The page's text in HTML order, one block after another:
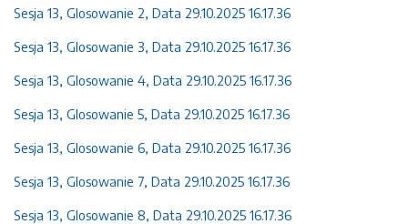
Sesja 13, Glosowanie 2, Data 29.10.2025 16.17.36
Sesja 13, Glosowanie 3, Data 29.10.2025 16.17.36
Sesja 13, Glosowanie 4, Data 29.10.2025 16.17.36
Sesja 13, Glosowanie 5, Data 29.10.2025 16.17.36
Sesja 13, Glosowanie 6, Data 29.10.2025 16.17.36
Sesja 13, Glosowanie 7, Data 29.10.2025 16.17.36
Sesja 13, Glosowanie 8, Data 29.10.2025 16.17.36